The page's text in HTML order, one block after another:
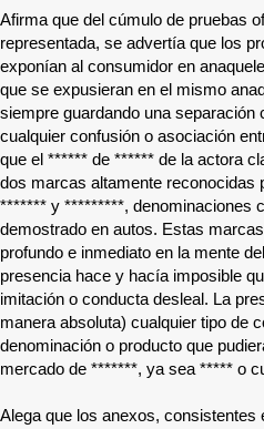
Afirma que del cúmulo de pruebas
representada, se advertía que los
exponían al consumidor en
que se expusieran en el mismo
siempre guardando una separación
cualquier confusión o asociación
que el ****** de ****** de la actora
dos marcas altamente reconocidas
******* y *********, denominaciones
demostrado en autos. Estas
profundo e inmediato en la mente
presencia hace y hacía imposible
imitación o conducta desleal. La
manera absoluta) cualquier tipo de
denominación o producto que
mercado de *******, ya sea ***** o
Alega que los anexos, consistentes